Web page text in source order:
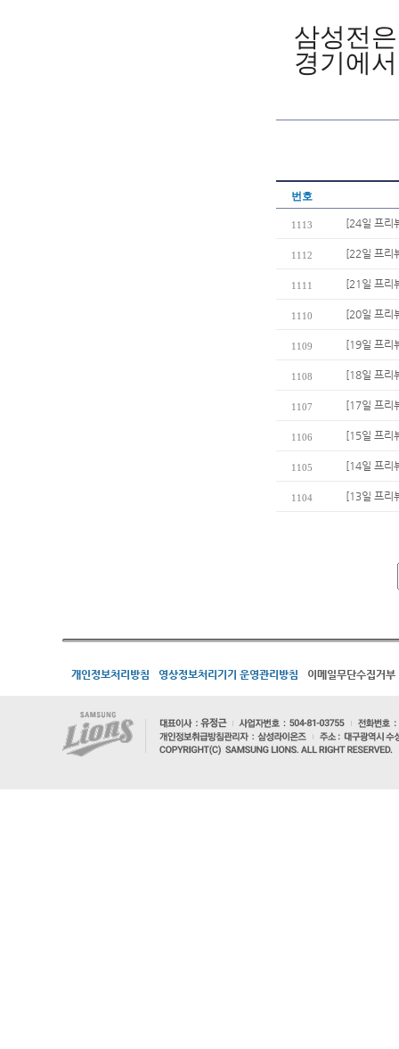
삼성전
경기에
번호
1113 [24일 프리
1112 [22일 프리
1111 [21일 프리
1110 [20일 프리
1109 [19일 프리
1108 [18일 프리
1107 [17일 프리
1106 [15일 프리
1105 [14일 프리
1104 [13일 프리
개인정보처리방침 영상정보처리기기 운영관리방침 이메일무단수집거부